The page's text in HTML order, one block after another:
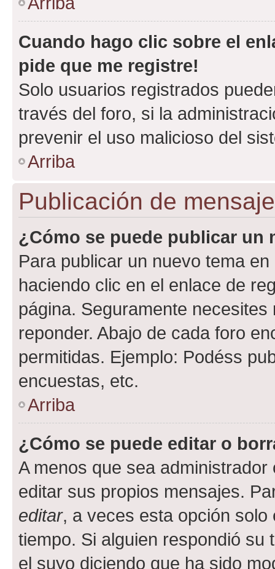
Cuando hago clic sobre el
pide que me registre!
Solo usuarios registrados
través del foro, si la
prevenir el uso malicioso del
Arriba
Publicación de
¿Cómo se puede publicar un
Para publicar un nuevo tema
haciendo clic en el enlace de
página. Seguramente
reponder. Abajo de cada foro
permitidas. Ejemplo: Podéss
encuestas, etc.
Arriba
¿Cómo se puede editar o
A menos que sea
editar sus propios mensajes.
editar, a veces esta opción
tiempo. Si alguien respondió su
el suyo diciendo que ha sido